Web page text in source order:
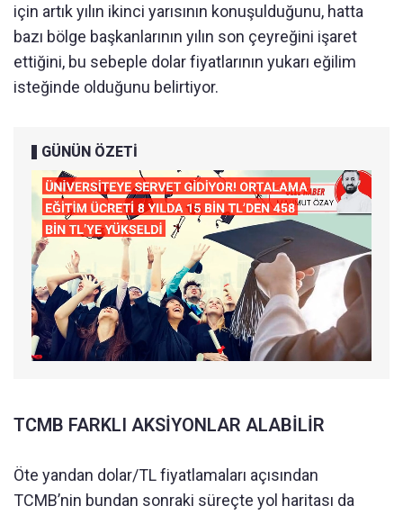
için artık yılın ikinci yarısının konuşulduğunu, hatta
bazı bölge başkanlarının yılın son çeyreğini işaret
ettiğini, bu sebeple dolar fiyatlarının yukarı eğilim
isteğinde olduğunu belirtiyor.
GÜNÜN ÖZETİ
TCMB FARKLI AKSİYONLAR ALABİLİR
Öte yandan dolar/TL fiyatlamaları açısından
TCMB’nin bundan sonraki süreçte yol haritası da